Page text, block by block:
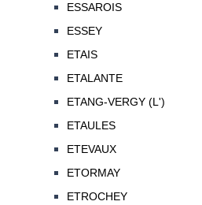
ESSAROIS
ESSEY
ETAIS
ETALANTE
ETANG-VERGY (L')
ETAULES
ETEVAUX
ETORMAY
ETROCHEY